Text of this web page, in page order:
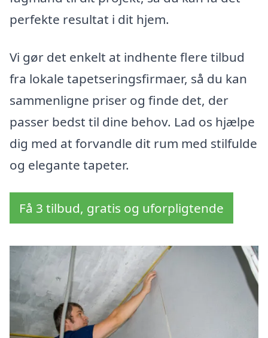
perfekte resultat i dit hjem.
Vi gør det enkelt at indhente flere tilbud
fra lokale tapetseringsfirmaer, så du kan
sammenligne priser og finde det, der
passer bedst til dine behov. Lad os hjælpe
dig med at forvandle dit rum med stilfulde
og elegante tapeter.
Få 3 tilbud, gratis og uforpligtende